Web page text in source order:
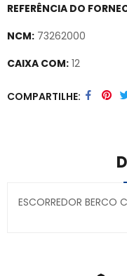
REFERÊNCIA DO
NCM: 73262000
CAIXA COM: 12
Secure crypto portfolio
COMPARTILHE
ESCORREDOR BERCO